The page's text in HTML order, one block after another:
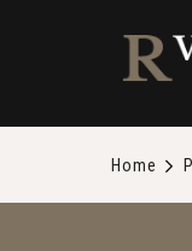
Home